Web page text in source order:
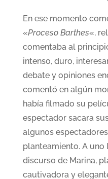
En ese momento
«Proceso Barthes«,
comentaba al
intenso, duro,
debate y opiniones
comentó en algún
había filmado su
espectador sacara
algunos
planteamiento. A uno
discurso de Marina,
cautivadora y